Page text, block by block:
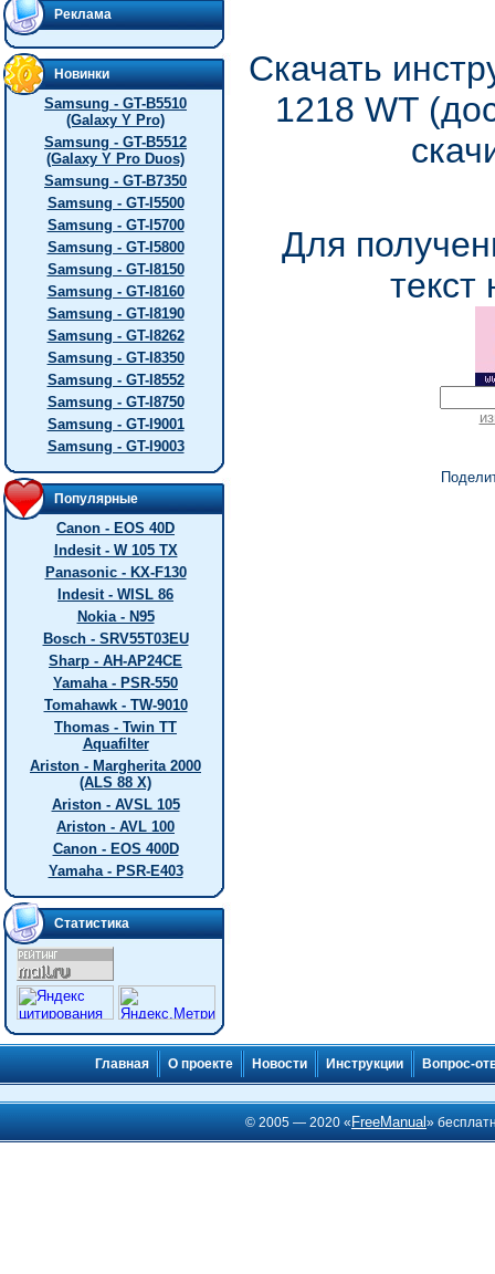
Реклама
Новинки
Samsung - GT-B5510
(Galaxy Y Pro)
Samsung - GT-B5512
(Galaxy Y Pro Duos)
Samsung - GT-B7350
Samsung - GT-I5500
Samsung - GT-I5700
Samsung - GT-I5800
Samsung - GT-I8150
Samsung - GT-I8160
Samsung - GT-I8190
Samsung - GT-I8262
Samsung - GT-I8350
Samsung - GT-I8552
Samsung - GT-I8750
Samsung - GT-I9001
Samsung - GT-I9003
Популярные
Canon - EOS 40D
Indesit - W 105 TX
Panasonic - KX-F130
Indesit - WISL 86
Nokia - N95
Bosch - SRV55T03EU
Sharp - AH-AP24CE
Yamaha - PSR-550
Tomahawk - TW-9010
Thomas - Twin TT
Aquafilter
Ariston - Margherita 2000
(ALS 88 X)
Ariston - AVSL 105
Ariston - AVL 100
Canon - EOS 400D
Yamaha - PSR-E403
Статистика
Скачать
1218 WT
Для
текст
Главная О проекте Новости Инструкции Вопрос-
© 2005 — 2020 « FreeManual»